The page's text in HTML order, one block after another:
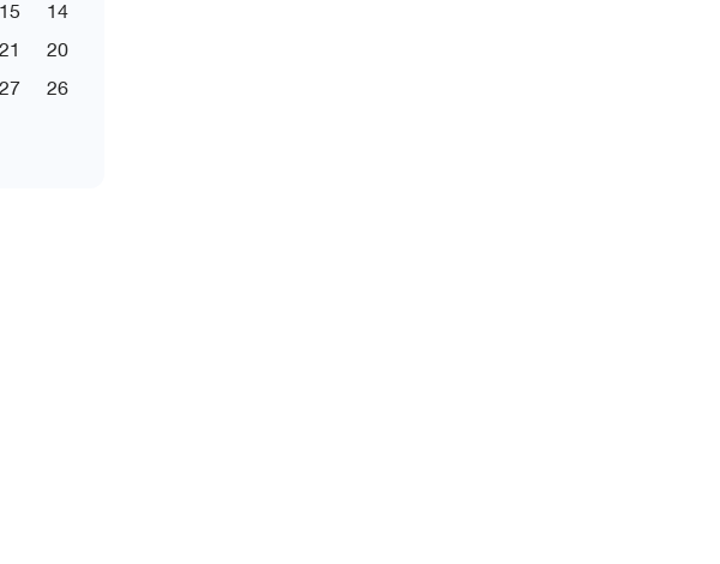
14
15
20
21
26
27